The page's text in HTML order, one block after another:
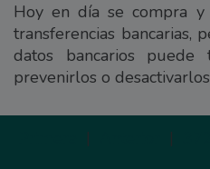
Hoy en día se compra
transferencias bancarias,
datos bancarios puede
prevenirlos o
| |